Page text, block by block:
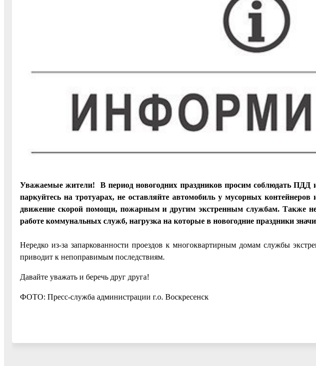
Уважаемые жители! В период новогодних праздников просим соблюдать ПДД
паркуйтесь на тротуарах, не оставляйте автомобиль у мусорных
движение скорой помощи, пожарным и другим экстренным службам. Также
работе коммунальных служб, нагрузка на которые в новогодние праздники
Нередко из-за запаркованности проездов к многоквартирным домам службы
приводит к непоправимым последствиям.
Давайте уважать и беречь друг друга!
ФОТО: Пресс-служба администрации г.о. Воскресенск